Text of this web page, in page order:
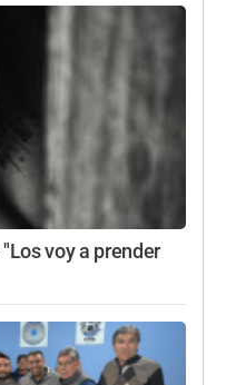
voy a prender